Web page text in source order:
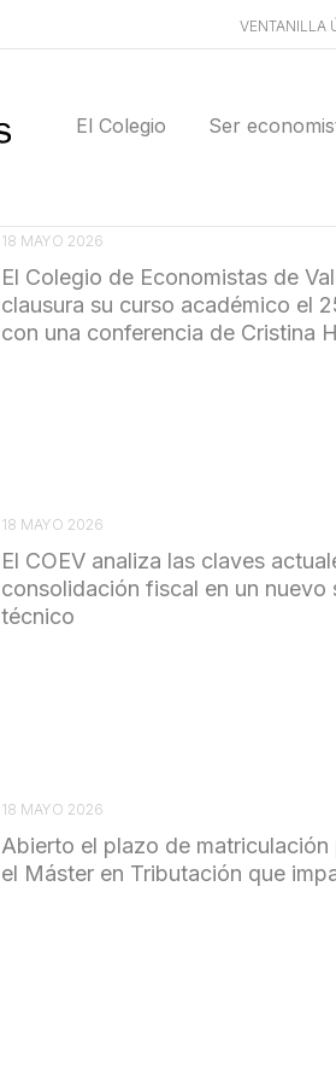
VENTANILLA
El Colegio Ser
18 MAYO 2026
El Colegio de Economistas de
clausura su curso académico el
con una conferencia de Cristina
18 MAYO 2026
El COEV analiza las claves
consolidación fiscal en un nuevo
técnico
18 MAYO 2026
Abierto el plazo de matriculación
el Máster en Tributación que